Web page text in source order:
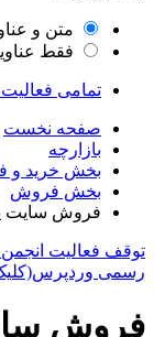
متن و
فقط
تمامی فعالیت
صفحه نخست
بازارچه
بخش خرید و
بخش فروش
فروش سایت
توقف فعالیت
رسمی
فروش